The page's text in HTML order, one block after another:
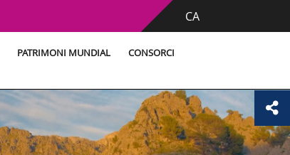
CA
PATRIMONI MUNDIAL CONSORCI